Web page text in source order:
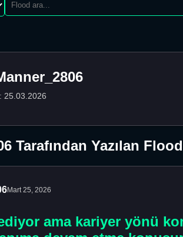
25.03.2026
Tarafından Yazılan
Mart 25, 2026
ama kariyer yönü